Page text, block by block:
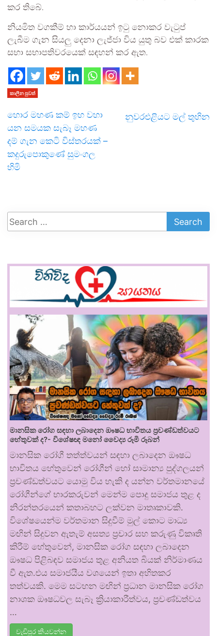
කර තිබේ.
නියමිත වගකීම් හා කාර්යයන් ඉටු නොකර වැටුප්
ලැබීම ගැන සියලු දෙනා ලැජ්ජා විය යුතු බව එක් කාරක
සභා සභාපතිවරයෙක් සඳහන් කර ඇත.
කාලීන පුවත්
හොර මහණ කම් ඉහ වහා
යන සමයක සැබෑ මහණ
දම් ගැන කෙටි විස්තරයක් –
කදුරුපොකුණේ සුමංගල
හිමි
නුවරඑළියට මල් තුහින
මානසික රෝග සඳහා ලබාදෙන ඖෂධ භාවිතය ප්‍රචණ්ඩත්වයට
හේතුවක් ද?- විශේෂඥ මනෝ වෛද්‍ය රූමි රූබන්
මානසික රෝගී තත්ත්වයන් සඳහා ලබාදෙන ඖෂධ
භාවිතය හේතුවෙන් රෝගීන් හෝ සාමාන්‍ය පුද්ගලයන්
ප්‍රචණ්ඩත්වයට යොමු විය හැකි ද යන්න වර්තමානයේ
රෝගීන්ගේ භාරකරුවන් මෙන්ම පොදු සමාජය තුළ ද
නිරන්තරයෙන් කතාබහට ලක්වන මාතෘකාවකි.
විශේෂයෙන්ම වර්තමාන සිදුවීම් මුල් කොට මාධ්‍ය
මඟින් සිදුවන ඇතැම් අසත්‍ය ප්‍රචාර සහ කරුණු විකෘති
කිරීම් හේතුවෙන්, මානසික රෝග සඳහා ලබාදෙන
ඖෂධ පිළිබඳව සමාජය තුළ අනියත බියක් නිර්මාණය
වී ඇත.එය සමාජයීය වශයෙන් ඉතා අහිතකර
තත්වයකි. මෙම සටහන මඟින් ප්‍රධාන මානසික රෝග
නාශක ඖෂධවල සැබෑ ක්‍රියාකාරීත්වය, ප්‍රචණ්ඩත්වය
…
වැඩිපුර කියවන්න